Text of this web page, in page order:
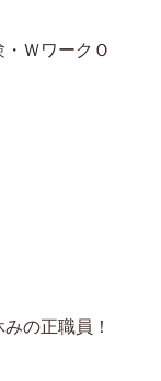
ＷワークＯ
の正職員！